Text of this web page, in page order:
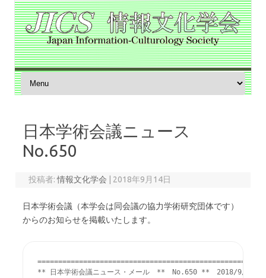
コンテンツへスキップ
日本学術会議ニュース
No.650
投稿者:情報文化学会 2018年9月14日
日本学術会議（本学会は同会議の協力学術研究団体です）
からのお知らせを掲載いたします。
** 日本学術会議ニュース・メール　**　No.650 **　